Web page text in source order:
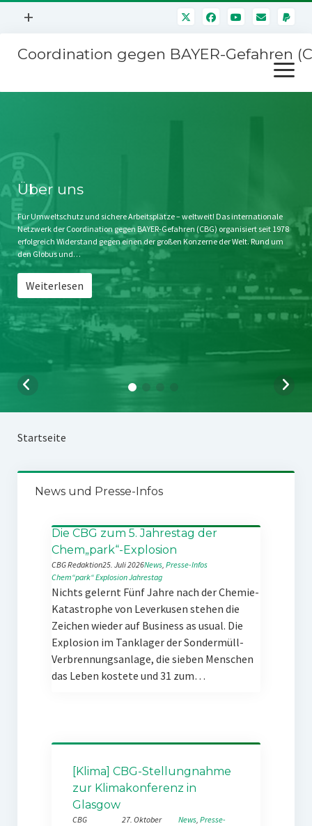
Menü
+
Mitmachen
Kontakt
Impressum
Störfälle
Coordination gegen BAYER-Gefahren
Menü
öffnen
Stichwort BAYER
Jahrestagung
SPENDEN
Über uns
Für Umweltschutz und sichere Arbeitsplätze – weltweit! Das internationale
Netzwerk der Coordination gegen BAYER-Gefahren (CBG) organisiert seit 1978
erfolgreich Widerstand gegen einen der großen Konzerne der Welt. Rund um
den Globus und…
Weiterlesen
Startseite
News und Presse-Infos
Die CBG zum 5. Jahrestag der
Chem„park“-Explosion
CBG Redaktion25. Juli 2026News, Presse-Infos
Chem“park“ExplosionJahrestag
Nichts gelernt Fünf Jahre nach der Chemie-
Katastrophe von Leverkusen stehen die
Zeichen wieder auf Business as usual. Die
Explosion im Tanklager der Sondermüll-
Verbrennungsanlage, die sieben Menschen
das Leben kostete und 31 zum…
[Klima] CBG-Stellungnahme
zur Klimakonferenz in
Glasgow
CBG
27. Oktober
News, Presse-